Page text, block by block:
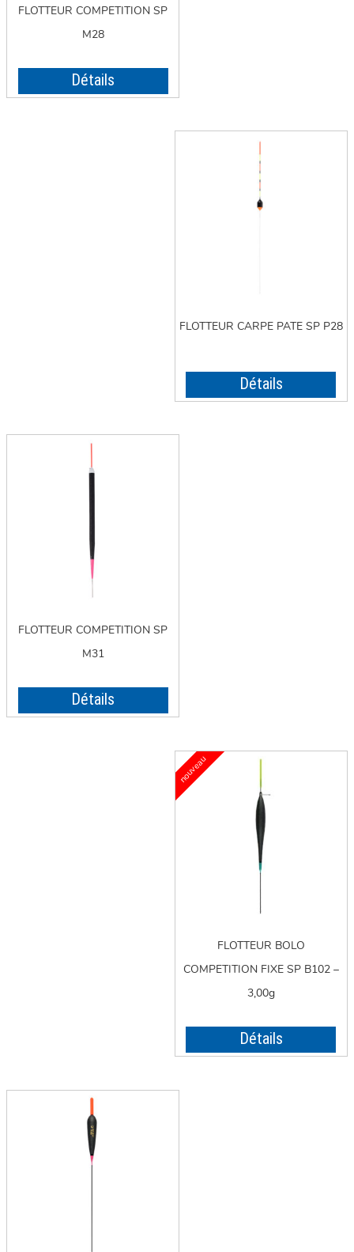
FLOTTEUR COMPETITION SP
M28
Détails
FLOTTEUR CARPE PATE SP P28
Détails
FLOTTEUR COMPETITION SP
M31
Détails
FLOTTEUR BOLO
COMPETITION FIXE SP B102 –
3,00g
Détails